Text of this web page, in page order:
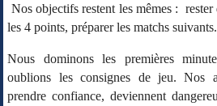
Nos objectifs restent les mêmes :
les 4 points, préparer les matchs suivants.
Nous dominons les premières
oublions les consignes de jeu. Nos
prendre confiance, deviennent